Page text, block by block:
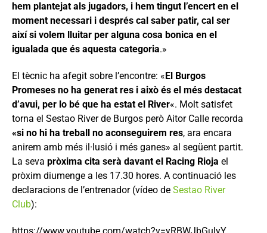
hem plantejat als jugadors, i hem tingut l’encert en el
moment necessari i després cal saber patir, cal ser
així si volem lluitar per alguna cosa bonica en el
igualada que és aquesta categoria.»
El tècnic ha afegit sobre l’encontre: «El Burgos
Promeses no ha generat res i això és el més destacat
d’avui, per lo bé que ha estat el River«. Molt satisfet
torna el Sestao River de Burgos però Aitor Calle recorda
«si no hi ha treball no aconseguirem res, ara encara
anirem amb més il·lusió i més ganes» al següent partit.
La seva pròxima cita serà davant el Racing Rioja el
pròxim diumenge a les 17.30 hores. A continuació les
declaracions de l’entrenador (vídeo de Sestao River
Club):